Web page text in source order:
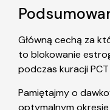
Główną cechą za
to blokowanie
podczas kuracji PCT
Pamiętajmy o
optymalnym